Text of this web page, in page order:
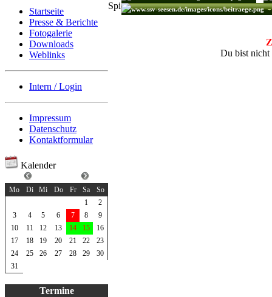
Startseite
Presse & Berichte
Fotogalerie
Downloads
Weblinks
Intern / Login
Impressum
Datenschutz
Kontaktformular
Kalender
Mo
Di Mi Do Fr Sa
So
1
2
3
4 5 6 7 8
9
10
11 12 13 14 15
16
17
18 19 20 21 22
23
24
25 26 27 28 29
30
31
Termine
Spiele - Schießsport
Du bist nicht